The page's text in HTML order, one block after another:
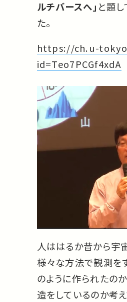
ルチバースへ」 と題
た。
https://ch.u-
id=Teo7PCGf4xdA
人ははるか昔から宇
様々な方法で観測を
のように作られたの
造をしているのか考え